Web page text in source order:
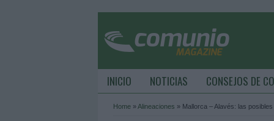
INICIO NOTICIAS CONSEJOS DE
Home »Alineaciones » Mallorca – Alavés: las